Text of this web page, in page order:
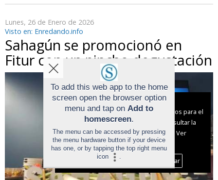
Lunes, 26 de Enero de 2026
Visto en: Enredando.info
Sahagún se promocionó en
Fitur con un pincho degustación
To add this web app to the home
screen open the browser option
menu and tap on Add to
homescreen.
The menu can be accessed by pressing
the menu hardware button if your device
has one, or by tapping the top right menu
icon
.
Aviso sobre el Uso de cookies:
Utilizamos cookies nuestras y de terceros para el
funcionamiento del digital. Puedes consultar la
lista de cookies y como desconectarlas.
Ver
nuestra Política de Privacidad y Cookies
Aceptar Cookies
Personalizar